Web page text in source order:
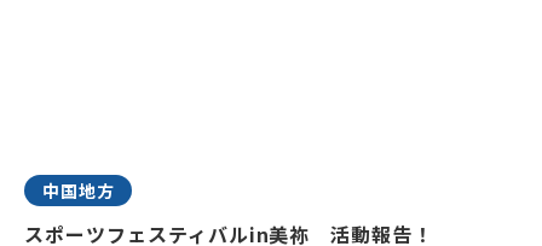
中国地方
スポーツフェスティバルin美祢 活動報告！